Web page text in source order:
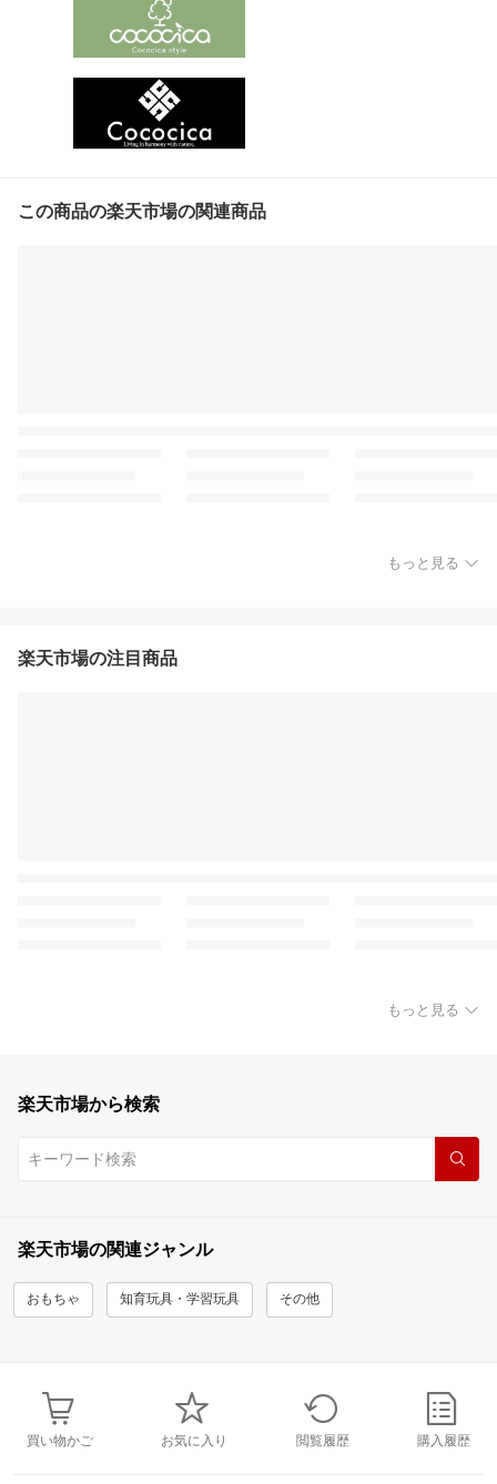
この商品の楽天市場の関連商品
もっと見る
楽天市場の注目商品
もっと見る
楽天市場から検索
楽天市場の関連ジャンル
おもちゃ 知育玩具・学習玩具 その他
買い物かご お気に入り 閲覧履歴 購入履歴